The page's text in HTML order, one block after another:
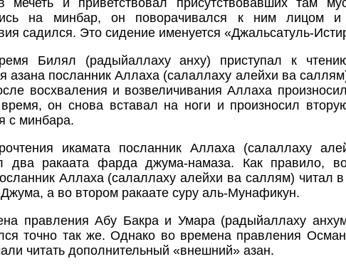
мечеть и приветствовал присутствовавших там
на минбар, он поворачивался к ним лицом и
садился. Это сидение именуется «Джальсатуль-
Билял (радыйаллаху анху) приступал к
азана посланник Аллаха (салаллаху алейхи ва
восхваления и возвеличивания Аллаха
время, он снова вставал на ноги и произносил
с минбара.
икамата посланник Аллаха (салаллаху
два ракаата фарда джума-намаза. Как правило,
Аллаха (салаллаху алейхи ва саллям) читал
а во втором ракаате суру аль-Мунафикун.
правления Абу Бакра и Умара (радыйаллаху
точно так же. Однако во времена правления
читать дополнительный «внешний» азан.